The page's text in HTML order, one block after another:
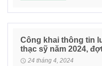
Công khai thông tin
thạc sỹ năm 2024,
24 tháng 4, 2024